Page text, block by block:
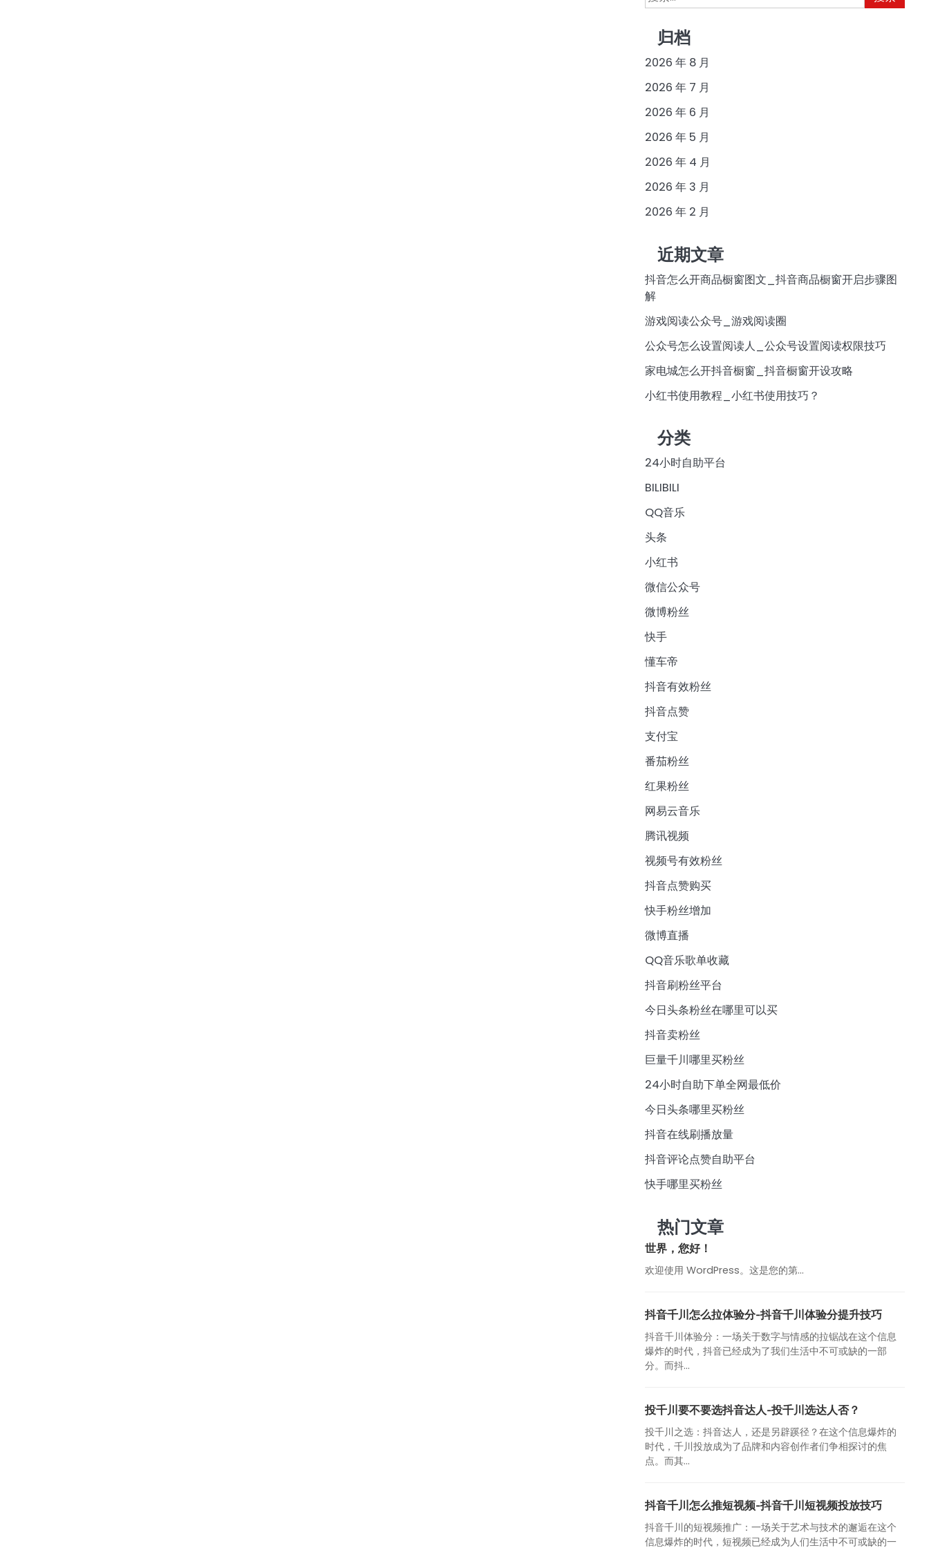
索：
归档
2026 年 8 月
2026 年 7 月
2026 年 6 月
2026 年 5 月
2026 年 4 月
2026 年 3 月
2026 年 2 月
近期文章
抖音怎么开商品橱窗图文_抖音商品橱窗开启步骤图
解
游戏阅读公众号_游戏阅读圈
公众号怎么设置阅读人_公众号设置阅读权限技巧
家电城怎么开抖音橱窗_抖音橱窗开设攻略
小红书使用教程_小红书使用技巧？
分类
24小时自助平台
BILIBILI
QQ音乐
头条
小红书
微信公众号
微博粉丝
快手
懂车帝
抖音有效粉丝
抖音点赞
支付宝
番茄粉丝
红果粉丝
网易云音乐
腾讯视频
视频号有效粉丝
抖音点赞购买
快手粉丝增加
微博直播
QQ音乐歌单收藏
抖音刷粉丝平台
今日头条粉丝在哪里可以买
抖音卖粉丝
巨量千川哪里买粉丝
24小时自助下单全网最低价
今日头条哪里买粉丝
抖音在线刷播放量
抖音评论点赞自助平台
快手哪里买粉丝
热门文章
世界，您好！
欢迎使用 WordPress。这是您的第…
抖音千川怎么拉体验分-抖音千川体验分提升技巧
抖音千川体验分：一场关于数字与情感的拉锯战在这个信息
爆炸的时代，抖音已经成为了我们生活中不可或缺的一部
分。而抖...
投千川要不要选抖音达人-投千川选达人否？
投千川之选：抖音达人，还是另辟蹊径？在这个信息爆炸的
时代，千川投放成为了品牌和内容创作者们争相探讨的焦
点。而其...
抖音千川怎么推短视频-抖音千川短视频投放技巧
抖音千川的短视频推广：一场关于艺术与技术的邂逅在这个
信息爆炸的时代，短视频已经成为人们生活中不可或缺的一